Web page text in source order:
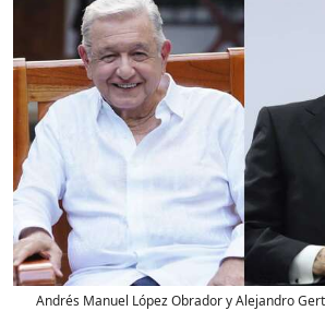
Andrés Manuel López Obrador y Alejandro